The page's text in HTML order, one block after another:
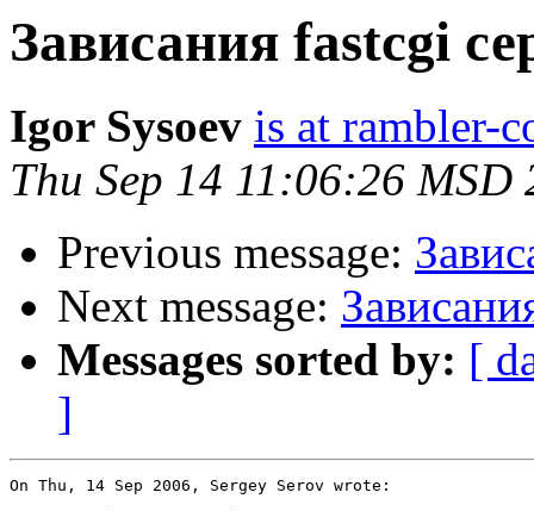
Зависания fastcgi
Igor Sysoev is at rambler-
Thu Sep 14 11:06:26 MSD
Previous message:
Next message:
Messages sorted by: [
]
On Thu, 14 Sep 2006, Sergey Serov wrote: